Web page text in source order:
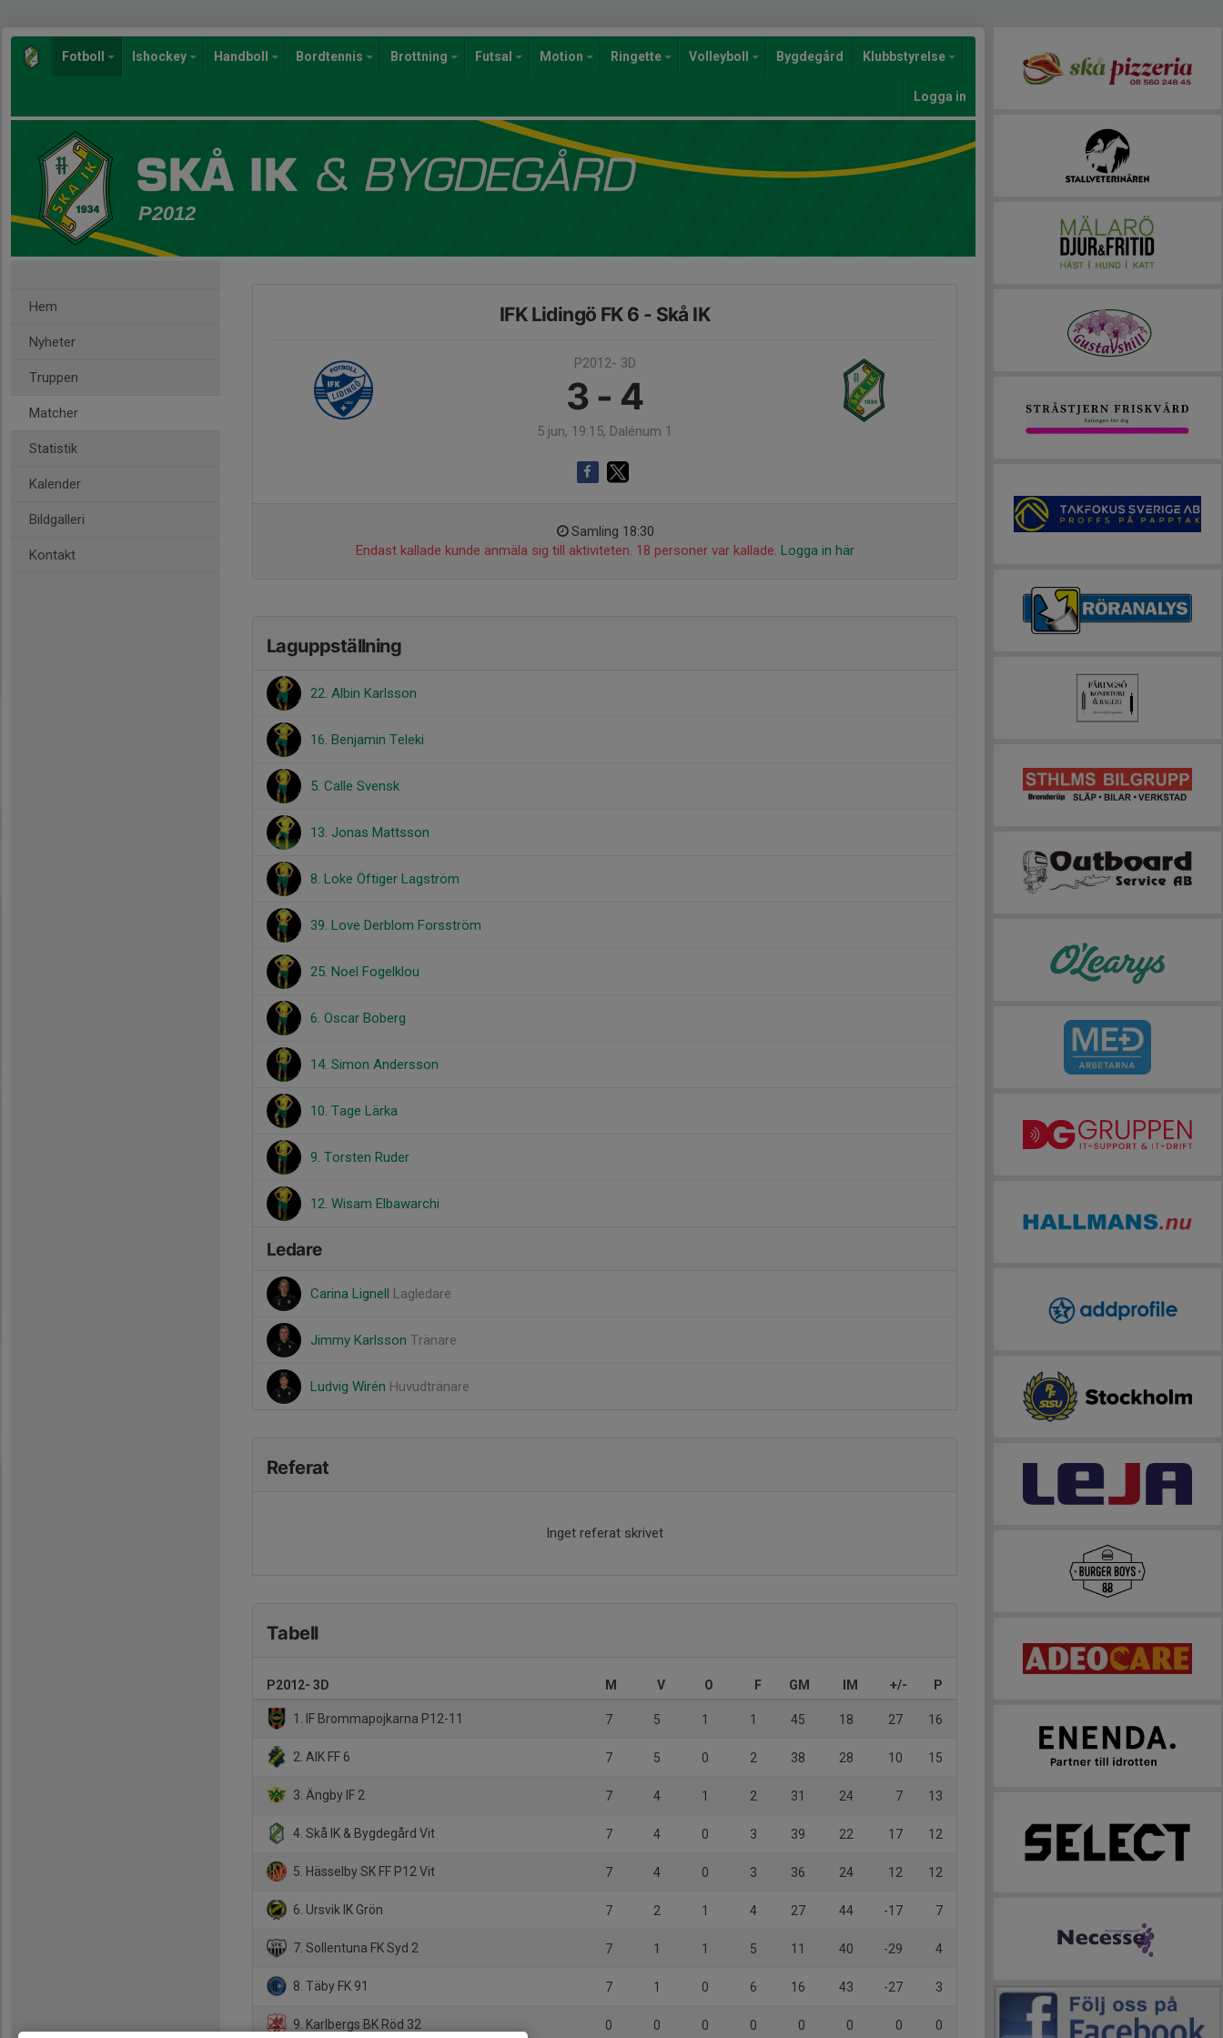
Fotboll Ishockey Handboll Bordtennis Brottning Futsal Motion Ringette Volleyboll Bygdegård Klubbstyrelse
Logga in
P2012
Hem
Nyheter
Truppen
Matcher
Statistik
Kalender
Bildgalleri
Kontakt
IFK Lidingö FK 6 - Skå IK
P2012- 3D
3 - 4
5 jun, 19:15, Dalénum 1
Samling 18:30
Endast kallade kunde anmäla sig till aktiviteten. 18 personer var kallade. Logga in här
Laguppställning
22. Albin Karlsson
16. Benjamin Teleki
5. Calle Svensk
13. Jonas Mattsson
8. Loke Öftiger Lagström
39. Love Derblom Forsström
25. Noel Fogelklou
6. Oscar Boberg
14. Simon Andersson
10. Tage Lärka
9. Torsten Ruder
12. Wisam Elbawarchi
Ledare
Carina Lignell Lagledare
Jimmy Karlsson Tränare
Ludvig Wirén Huvudtränare
Referat
Inget referat skrivet
Tabell
P2012- 3D M V O F GM IM +/- P
1. IF Brommapojkarna P12-11 7 5 1 1 45 18 27 16
2. AIK FF 6 7 5 0 2 38 28 10 15
3. Ängby IF 2 7 4 1 2 31 24 7 13
4. Skå IK & Bygdegård Vit 7 4 0 3 39 22 17 12
5. Hässelby SK FF P12 Vit 7 4 0 3 36 24 12 12
6. Ursvik IK Grön 7 2 1 4 27 44 -17 7
7. Sollentuna FK Syd 2 7 1 1 5 11 40 -29 4
8. Täby FK 91 7 1 0 6 16 43 -27 3
9. Karlbergs BK Röd 32 0 0 0 0 0 0 0 0